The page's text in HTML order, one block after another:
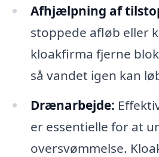
Afhjælpning af
stoppede afløb eller
kloakfirma fjerne
så vandet igen kan
Drænarbejde:
er essentielle for at
oversvømmelse.